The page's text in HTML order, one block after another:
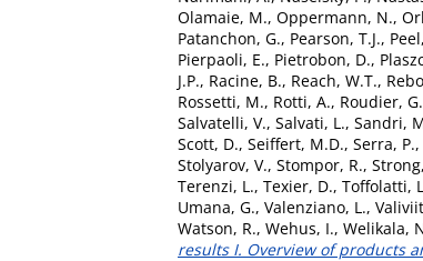
Olamaie, M., Oppermann, N.,
Patanchon, G., Pearson, T.J.,
Pierpaoli, E., Pietrobon, D.,
J.P., Racine, B., Reach, W.T.,
Rossetti, M., Rotti, A., Roudier, G.
Salvatelli, V., Salvati, L., Sandri,
Scott, D., Seiffert, M.D., Serra, P.,
Stolyarov, V., Stompor, R.,
Terenzi, L., Texier, D., Toffolatti,
Umana, G., Valenziano, L.,
Watson, R., Wehus, I., Welikala,
results I. Overview of products